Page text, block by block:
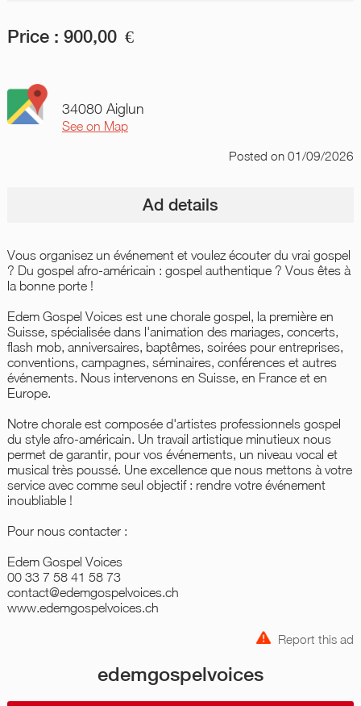
Price : 900,00 €
34080 Aiglun
See on Map
Postedon 01/09/2026
Ad details
Vous organisez un événement et voulez écouter du vrai gospel
? Du gospel afro-américain : gospel authentique ? Vous êtes à
la bonne porte !
Edem Gospel Voices est une chorale gospel, la première en
Suisse, spécialisée dans l'animation des mariages, concerts,
flash mob, anniversaires, baptêmes, soirées pour entreprises,
conventions, campagnes, séminaires, conférences et autres
événements. Nous intervenons en Suisse, en France et en
Europe.
Notre chorale est composée d'artistes professionnels gospel
du style afro-américain. Un travail artistique minutieux nous
permet de garantir, pour vos événements, un niveau vocal et
musical très poussé. Une excellence que nous mettons à votre
service avec comme seul objectif : rendre votre événement
inoubliable !
Pour nous contacter :
Edem Gospel Voices
00 33 7 58 41 58 73
contact@edemgospelvoices.ch
www.edemgospelvoices.ch
Report this ad
edemgospelvoices